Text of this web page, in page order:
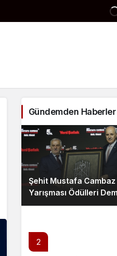
Gündemden Haberler
Şehit Mustafa
Yarışması Ödülleri
Özgürlükler
2